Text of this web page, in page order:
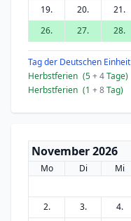
19.
20. 21.
26.
27. 28.
Tag der Deutschen Einheit
Herbstferien (5+ 4Tage)
Herbstferien (1 + 8Tag)
November 2026
Mo Di Mi
2.
3. 4.